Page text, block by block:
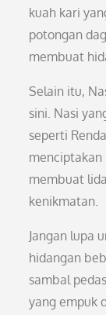
kuah kari
potongan
membuat
Selain itu,
sini. Nasi
seperti
menciptakan
membuat
kenikmatan.
Jangan lupa
hidangan
sambal
yang empuk